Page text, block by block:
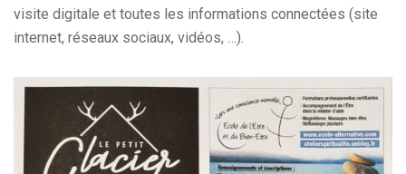
visite digitale et toutes les informations connectées (site
internet, réseaux sociaux, vidéos, …).